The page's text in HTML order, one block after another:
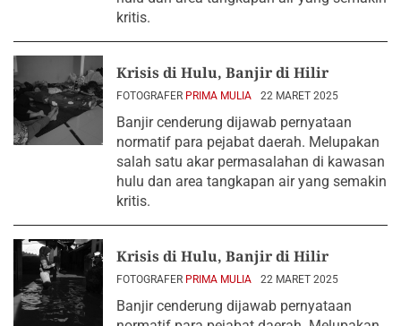
kritis.
Krisis di Hulu, Banjir di Hilir
FOTOGRAFER PRIMA MULIA 22 MARET 2025
Banjir cenderung dijawab pernyataan
normatif para pejabat daerah. Melupakan
salah satu akar permasalahan di kawasan
hulu dan area tangkapan air yang semakin
kritis.
Krisis di Hulu, Banjir di Hilir
FOTOGRAFER PRIMA MULIA 22 MARET 2025
Banjir cenderung dijawab pernyataan